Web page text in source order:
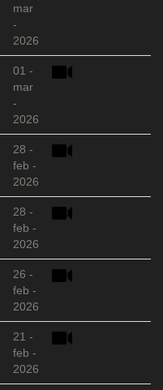
mar
-
2026
01 -
mar
-
2026
28 -
feb -
2026
28 -
feb -
2026
26 -
feb -
2026
21 -
feb -
2026